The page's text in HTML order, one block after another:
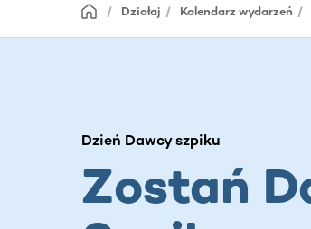
Działaj Kalendarz wydarzeń
Dzień Dawcy szpiku
Zostań